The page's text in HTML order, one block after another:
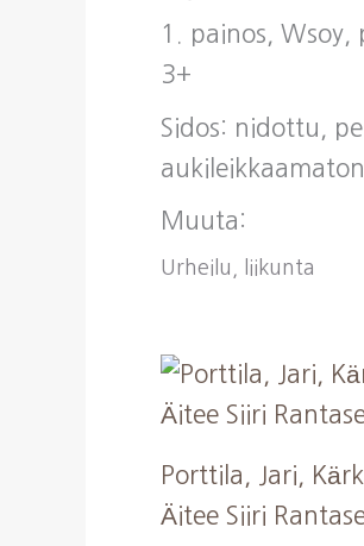
1. painos,
3+
Sidos: nidottu,
aukileikkaamaton
Muuta:
Urheilu, liikunta
Porttila, Jari,
Äitee Siiri